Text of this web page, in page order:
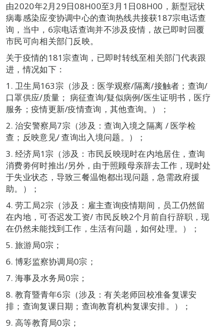
由2020年2月29日08H00至3月1日08H00，新型冠状
病毒感染应变协调中心的查询热线共接获187宗电话查
询，当中，6宗电话查询并不涉及疫情，故已即时回覆
市民可向相关部门反映。
关于疫情的181宗查询，已即时转线至相关部门代表跟
进，情况如下：
1. 卫生局163宗（涉及：医学观察/隔离/接触者；查询/
口罩供应/质量； 病征查询/疑似病例/医生证明书，医疗
服务；疫情更新/疫情查询，其他查询。）；
2. 治安警察局7宗（涉及：查询入境之隔离 / 医学检
查；反映意见/ 查询出入境问题。）；
3. 经济局1宗（涉及：市民反映现时在内地居住，查询
消费劵何时推出/另外，由于照顾母亲辞去工作，现时处
于失业状态，导致三餐温饱都出现问题，急需政府援
助。）；
4. 劳工局2宗（涉及：雇主查询疫情期间，员工仍然留
在内地，可否迟发工资/ 市民反映2个月前自行辞职，现
在仍然未能找到工作，生活有问题，如何处理。）；
5. 旅游局0宗；
6. 博彩监察协调局0宗；
7. 海事及水务局0宗；
8. 教育暨青年6宗（涉及：有关老师回校准备复课安
排；查询复课日期；查询教育机构复课安排。）；
9. 高等教育局0宗；